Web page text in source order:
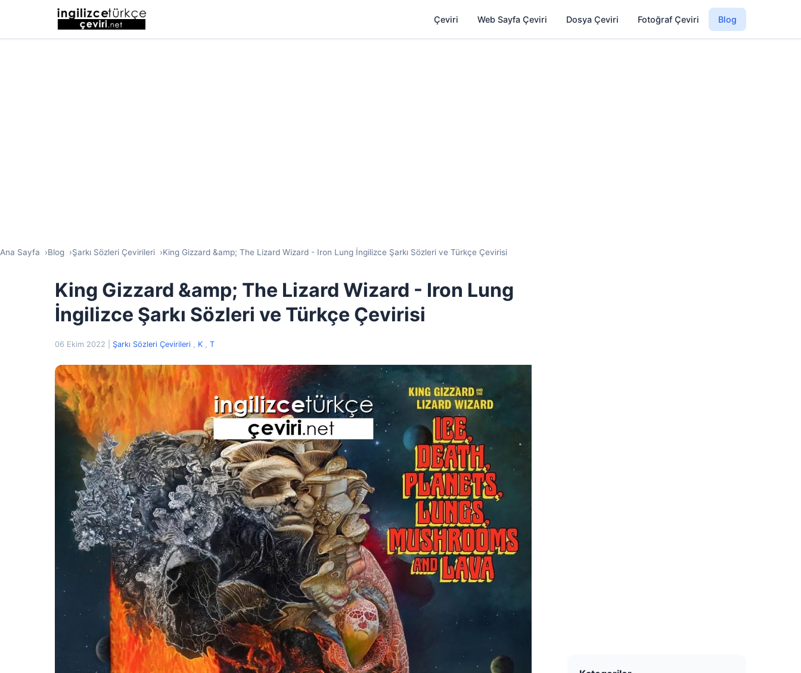
Çeviri Web Sayfa Çeviri Dosya Çeviri Fotoğraf Çeviri Blog
Ana Sayfa Blog Şarkı Sözleri Çevirileri King Gizzard &amp; The Lizard Wizard - Iron Lung İngilizce Şarkı Sözleri ve Türkçe Çevirisi
King Gizzard &amp; The Lizard Wizard - Iron Lung
İngilizce Şarkı Sözleri ve Türkçe Çevirisi
06 Ekim 2022 Şarkı Sözleri Çevirileri , K , T